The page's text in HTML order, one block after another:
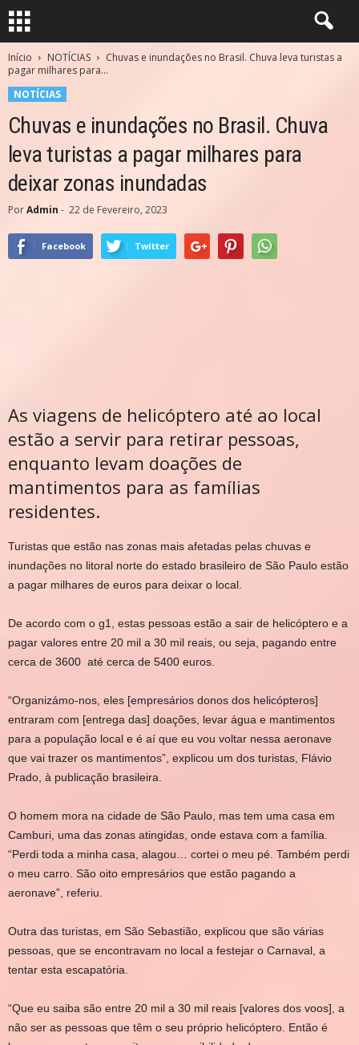
Início NOTÍCIAS
Chuvas e inundações no Brasil. Chuva leva turistas a
pagar milhares para...
NOTÍCIAS
Chuvas e inundações no Brasil. Chuva
leva turistas a pagar milhares para
deixar zonas inundadas
PorAdmin - 22 de Fevereiro, 2023
Facebook Twitter
As viagens de helicóptero até ao local
estão a servir para retirar pessoas,
enquanto levam doações de
mantimentos para as famílias
residentes.
Turistas que estão nas zonas mais afetadas pelas chuvas e
inundações no litoral norte do estado brasileiro de São Paulo estão
a pagar milhares de euros para deixar o local.
De acordo com o g1, estas pessoas estão a sair de helicóptero e a
pagar valores entre 20 mil a 30 mil reais, ou seja, pagando entre
cerca de 3600 até cerca de 5400 euros.
“Organizámo-nos, eles [empresários donos dos helicópteros]
entraram com [entrega das] doações, levar água e mantimentos
para a população local e é aí que eu vou voltar nessa aeronave
que vai trazer os mantimentos”, explicou um dos turistas, Flávio
Prado, à publicação brasileira.
O homem mora na cidade de São Paulo, mas tem uma casa em
Camburi, uma das zonas atingidas, onde estava com a família.
“Perdi toda a minha casa, alagou… cortei o meu pé. Também perdi
o meu carro. São oito empresários que estão pagando a
aeronave”, referiu.
Outra das turistas, em São Sebastião, explicou que são várias
pessoas, que se encontravam no local a festejar o Carnaval, a
tentar esta escapatória.
“Que eu saiba são entre 20 mil a 30 mil reais [valores dos voos], a
não ser as pessoas que têm o seu próprio helicóptero. Então é